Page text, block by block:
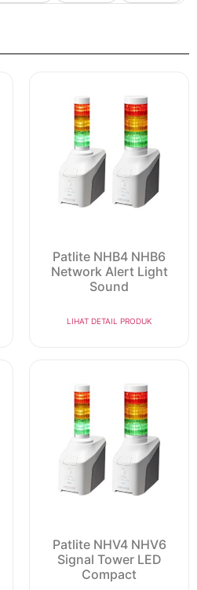
Patlite NHB4 NHB6
Network Alert Light
Sound
LIHAT DETAIL PRODUK
Patlite NHV4 NHV6
Signal Tower LED
Compact